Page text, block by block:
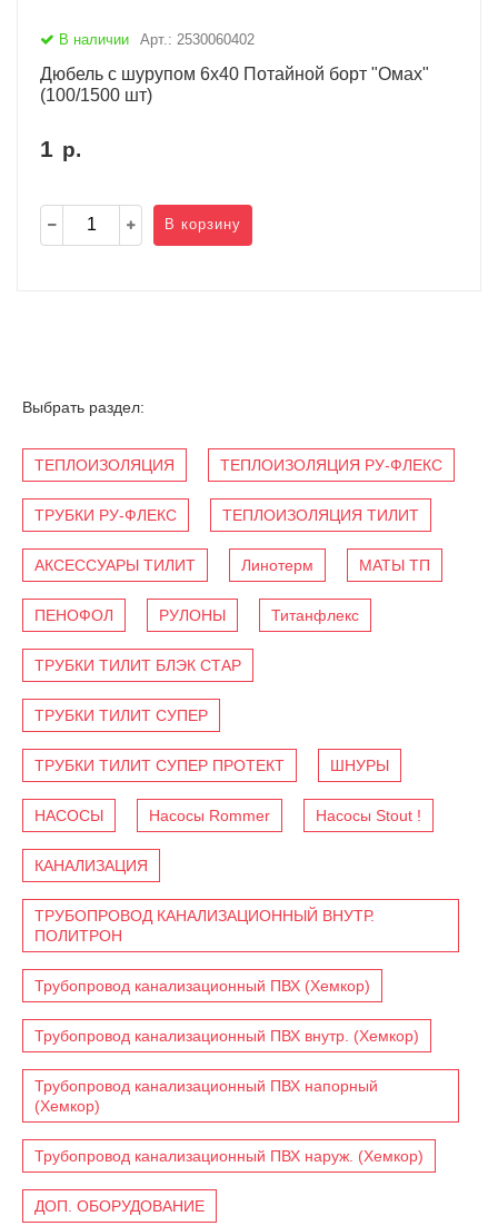
В наличии Арт.: 2530060402
Дюбель с шурупом 6х40 Потайной борт "Омах"
(100/1500 шт)
1 р.
В корзину
Выбрать раздел:
ТЕПЛОИЗОЛЯЦИЯ ТЕПЛОИЗОЛЯЦИЯ РУ-ФЛЕКС
ТРУБКИ РУ-ФЛЕКС ТЕПЛОИЗОЛЯЦИЯ ТИЛИТ
АКСЕССУАРЫ ТИЛИТ Линотерм МАТЫ ТП
ПЕНОФОЛ РУЛОНЫ Титанфлекс
ТРУБКИ ТИЛИТ БЛЭК СТАР
ТРУБКИ ТИЛИТ СУПЕР
ТРУБКИ ТИЛИТ СУПЕР ПРОТЕКТ ШНУРЫ
НАСОСЫ Насосы Rommer Насосы Stout !
КАНАЛИЗАЦИЯ
ТРУБОПРОВОД КАНАЛИЗАЦИОННЫЙ ВНУТР.
ПОЛИТРОН
Трубопровод канализационный ПВХ (Хемкор)
Трубопровод канализационный ПВХ внутр. (Хемкор)
Трубопровод канализационный ПВХ напорный
(Хемкор)
Трубопровод канализационный ПВХ наруж. (Хемкор)
ДОП. ОБОРУДОВАНИЕ